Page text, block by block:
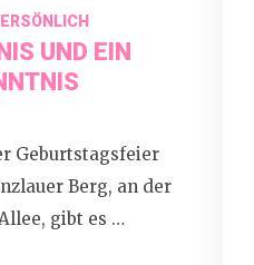
UND EIN
Geburtstagsfeier
Berg, an der
gibt es …